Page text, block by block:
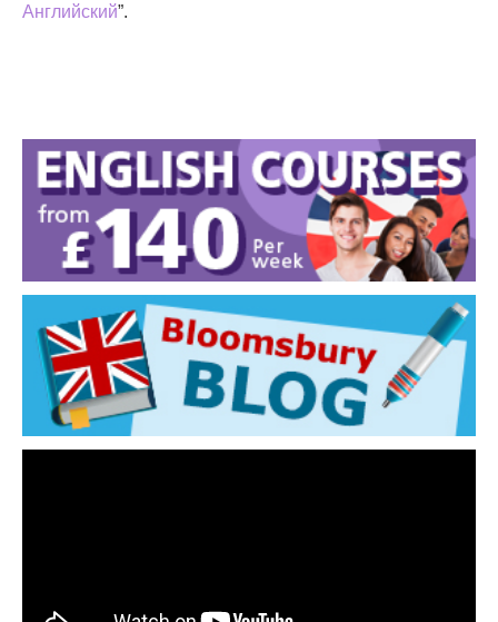
Английский”.